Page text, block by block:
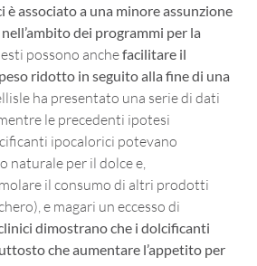
associato a una minore assunzione
dei programmi per la
possono anchefacilitare il
ridotto in seguito alla fine di una
ha presentato una serie di dati
le precedenti ipotesi
ipocalorici potevano
naturale per il dolce e,
il consumo di altri prodotti
e magari un eccesso di
dimostrano che i dolcificanti
che aumentare l’appetito per